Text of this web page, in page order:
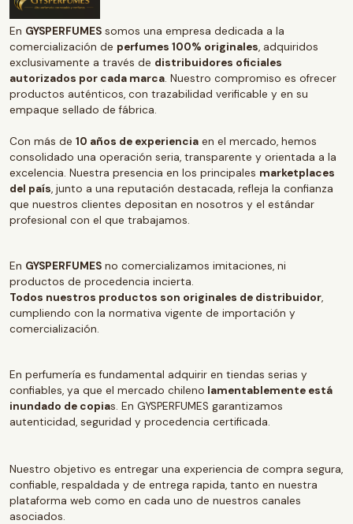
En GYSPERFUMES somos una empresa dedicada a la
comercialización de perfumes 100% originales, adquiridos
exclusivamente a través de distribuidores oficiales
autorizados por cada marca. Nuestro compromiso es ofrecer
productos auténticos, con trazabilidad verificable y en su
empaque sellado de fábrica.
Con más de 10 años de experiencia en el mercado, hemos
consolidado una operación seria, transparente y orientada a la
excelencia. Nuestra presencia en los principales marketplaces
del país, junto a una reputación destacada, refleja la confianza
que nuestros clientes depositan en nosotros y el estándar
profesional con el que trabajamos.
En GYSPERFUMES no comercializamos imitaciones, ni
productos de procedencia incierta.
Todos nuestros productos son originales de distribuidor,
cumpliendo con la normativa vigente de importación y
comercialización.
En perfumería es fundamental adquirir en tiendas serias y
confiables, ya que el mercado chileno lamentablemente está
inundado de copias. En GYSPERFUMES garantizamos
autenticidad, seguridad y procedencia certificada.
Nuestro objetivo es entregar una experiencia de compra segura,
confiable, respaldada y de entrega rapida, tanto en nuestra
plataforma web como en cada uno de nuestros canales
asociados.